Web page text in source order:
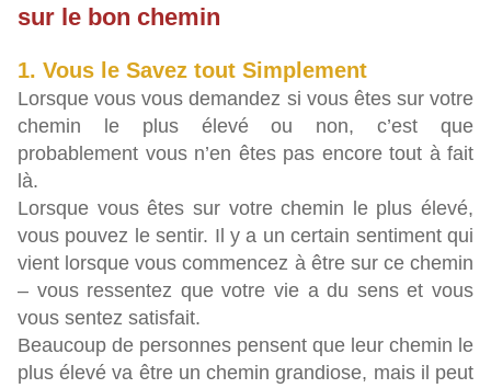
sur le bon chemin
1. Vous le Savez tout Simplement
Lorsque vous vous demandez si vous êtes sur votre
chemin le plus élevé ou non, c’est que
probablement vous n’en êtes pas encore tout à fait
là.
Lorsque vous êtes sur votre chemin le plus élevé,
vous pouvez le sentir. Il y a un certain sentiment qui
vient lorsque vous commencez à être sur ce chemin
– vous ressentez que votre vie a du sens et vous
vous sentez satisfait.
Beaucoup de personnes pensent que leur chemin le
plus élevé va être un chemin grandiose, mais il peut